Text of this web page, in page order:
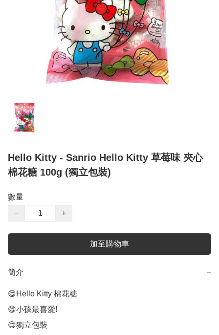
Hello Kitty - Sanrio Hello Kitty 草莓味 夾心
棉花糖 100g (獨立包裝)
數量
−
+
加至購物車
簡介 −
😋Hello Kitty 棉花糖
😋小孩最喜愛!
😋獨立包裝